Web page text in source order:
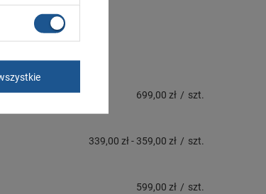
699,00 zł / szt.
339,00 zł- 359,00 zł / szt.
599,00 zł / szt.